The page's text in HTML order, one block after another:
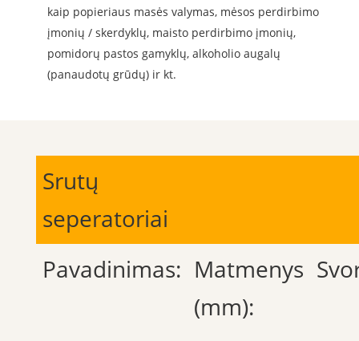
kaip popieriaus masės valymas, mėsos perdirbimo
įmonių / skerdyklų, maisto perdirbimo įmonių,
pomidorų pastos gamyklų, alkoholio augalų
(panaudotų grūdų) ir kt.
Srutų
seperatoriai
Pavadinimas: Matmenys
(mm):